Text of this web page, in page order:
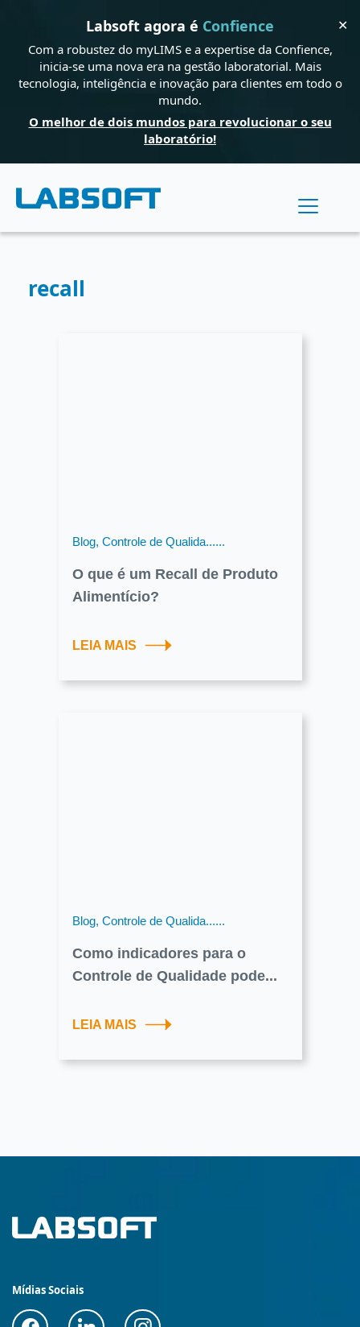
Labsoft agora é Confience
Com a robustez do myLIMS e a expertise da Confience,
inicia-se uma nova era na gestão laboratorial. Mais
tecnologia, inteligência e inovação para clientes em todo o
mundo.
O melhor de dois mundos para revolucionar o seu
laboratório!
✕
recall
Blog, Controle de Qualida......
O que é um Recall de Produto
Alimentício?
LEIA MAIS
Blog, Controle de Qualida......
Como indicadores para o
Controle de Qualidade pode...
LEIA MAIS
Mídias Sociais